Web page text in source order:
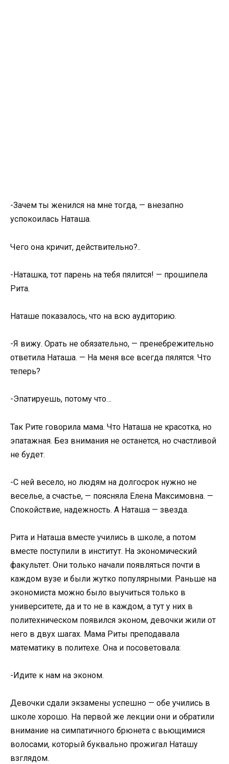
-Зачем ты женился на мне тогда, — внезапно
успокоилась Наташа.
Чего она кричит, действительно?..
-Наташка, тот парень на тебя пялится! — прошипела
Рита.
Наташе показалось, что на всю аудиторию.
-Я вижу. Орать не обязательно, — пренебрежительно
ответила Наташа. — На меня все всегда пялятся. Что
теперь?
-Эпатируешь, потому что…
Так Рите говорила мама. Что Наташа не красотка, но
эпатажная. Без внимания не останется, но счастливой
не будет.
-С ней весело, но людям на долгосрок нужно не
веселье, а счастье, — поясняла Елена Максимовна. —
Спокойствие, надежность. А Наташа — звезда.
Рита и Наташа вместе учились в школе, а потом
вместе поступили в институт. На экономический
факультет. Они только начали появляться почти в
каждом вузе и были жутко популярными. Раньше на
экономиста можно было выучиться только в
университете, да и то не в каждом, а тут у них в
политехническом появился эконом, девочки жили от
него в двух шагах. Мама Риты преподавала
математику в политехе. Она и посоветовала:
-Идите к нам на эконом.
Девочки сдали экзамены успешно — обе учились в
школе хорошо. На первой же лекции они и обратили
внимание на симпатичного брюнета с вьющимися
волосами, который буквально прожигал Наташу
взглядом.